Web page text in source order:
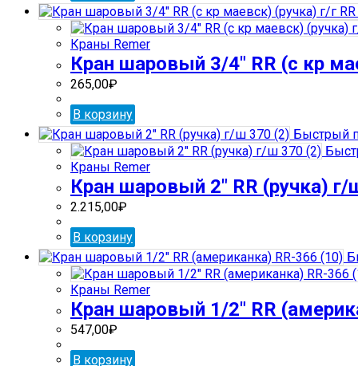
Краны Remer
Кран шаровый 3/4″ RR (с кр
265,00₽
В корзину
Быстрый
Краны Remer
Кран шаровый 2″ RR (ручка)
2.215,00₽
В корзину
Краны Remer
Кран шаровый 1/2″ RR
547,00₽
В корзину